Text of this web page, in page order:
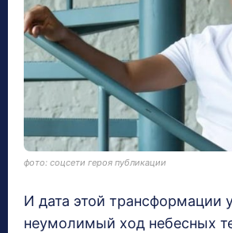
фото: соцсети героя публикации
И дата этой трансформации
неумолимый ход небесных